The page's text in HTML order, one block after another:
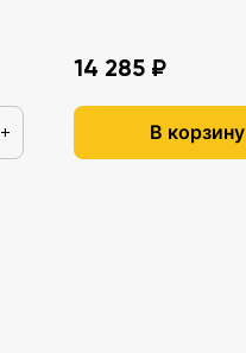
+
14 285 ₽
В корзину